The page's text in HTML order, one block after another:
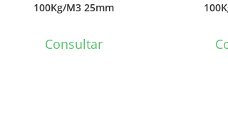
100Kg/M3 25mm
Consultar